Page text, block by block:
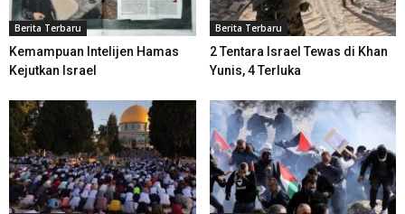
Berita Terbaru
Kemampuan Intelijen Hamas
Kejutkan Israel
Berita Terbaru
2 Tentara Israel Tewas di Khan
Yunis, 4 Terluka